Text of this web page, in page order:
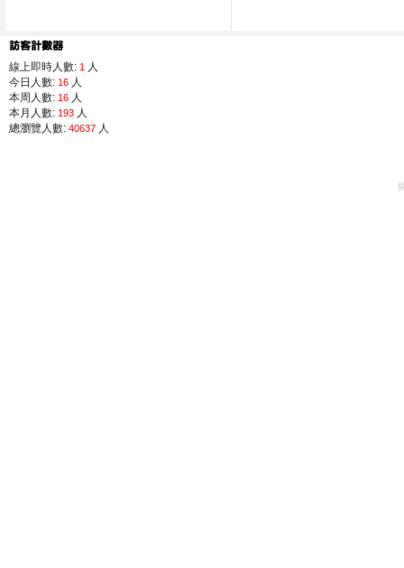
線上即時人數: 1 人
今日人數: 16 人
本周人數: 16 人
本月人數: 193 人
總瀏覽人數: 40637 人